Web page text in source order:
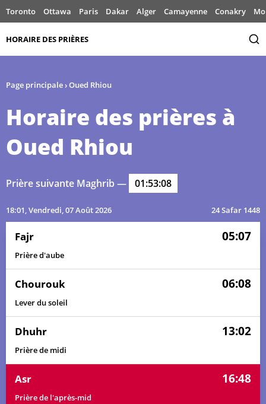
Toronto Ottawa Paris Dakar Alger Camayenne Conakry
HORAIRE DES PRIÈRES
Page principale›Oued Rhiou
Horaire des prières à
Oued Rhiou
Prière suivante Maghrib — 01:53:08
18:01, Vendredi, 07 Août 2026 24 Safar 1448
Fajr 05:07
Prière d'aube
Chourouk 06:08
Lever du soleil
Dhuhr 13:02
Prière de midi
Asr 16:48
Prière de l'après-mid